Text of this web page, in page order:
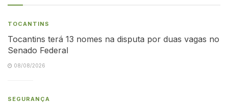
TOCANTINS
Tocantins terá 13 nomes na disputa por duas vagas no
Senado Federal
08/08/2026
SEGURANÇA